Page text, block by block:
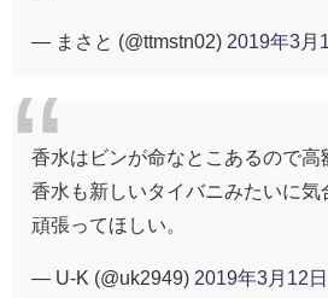
— まさと (@ttmstn02) 2019年3月
香水はビンが命なとこあるので高
香水も新しいタイバニみたいに気
頑張ってほしい。
— U-K (@uk2949) 2019年3月12日